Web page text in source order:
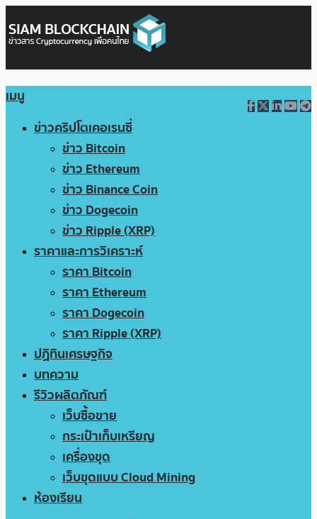
เมนู
ข่าวคริปโตเคอเรนซี่
ข่าว Bitcoin
ข่าว Ethereum
ข่าว Binance Coin
ข่าว Dogecoin
ข่าว Ripple (XRP)
ราคาและการวิเคราะห์
ราคา Bitcoin
ราคา Ethereum
ราคา Dogecoin
ราคา Ripple (XRP)
ปฏิทินเศรษฐกิจ
บทความ
รีวิวผลิตภัณฑ์
เว็บซื้อขาย
กระเป๋าเก็บเหรียญ
เครื่องขุด
เว็บขุดแบบ Cloud Mining
ห้องเรียน